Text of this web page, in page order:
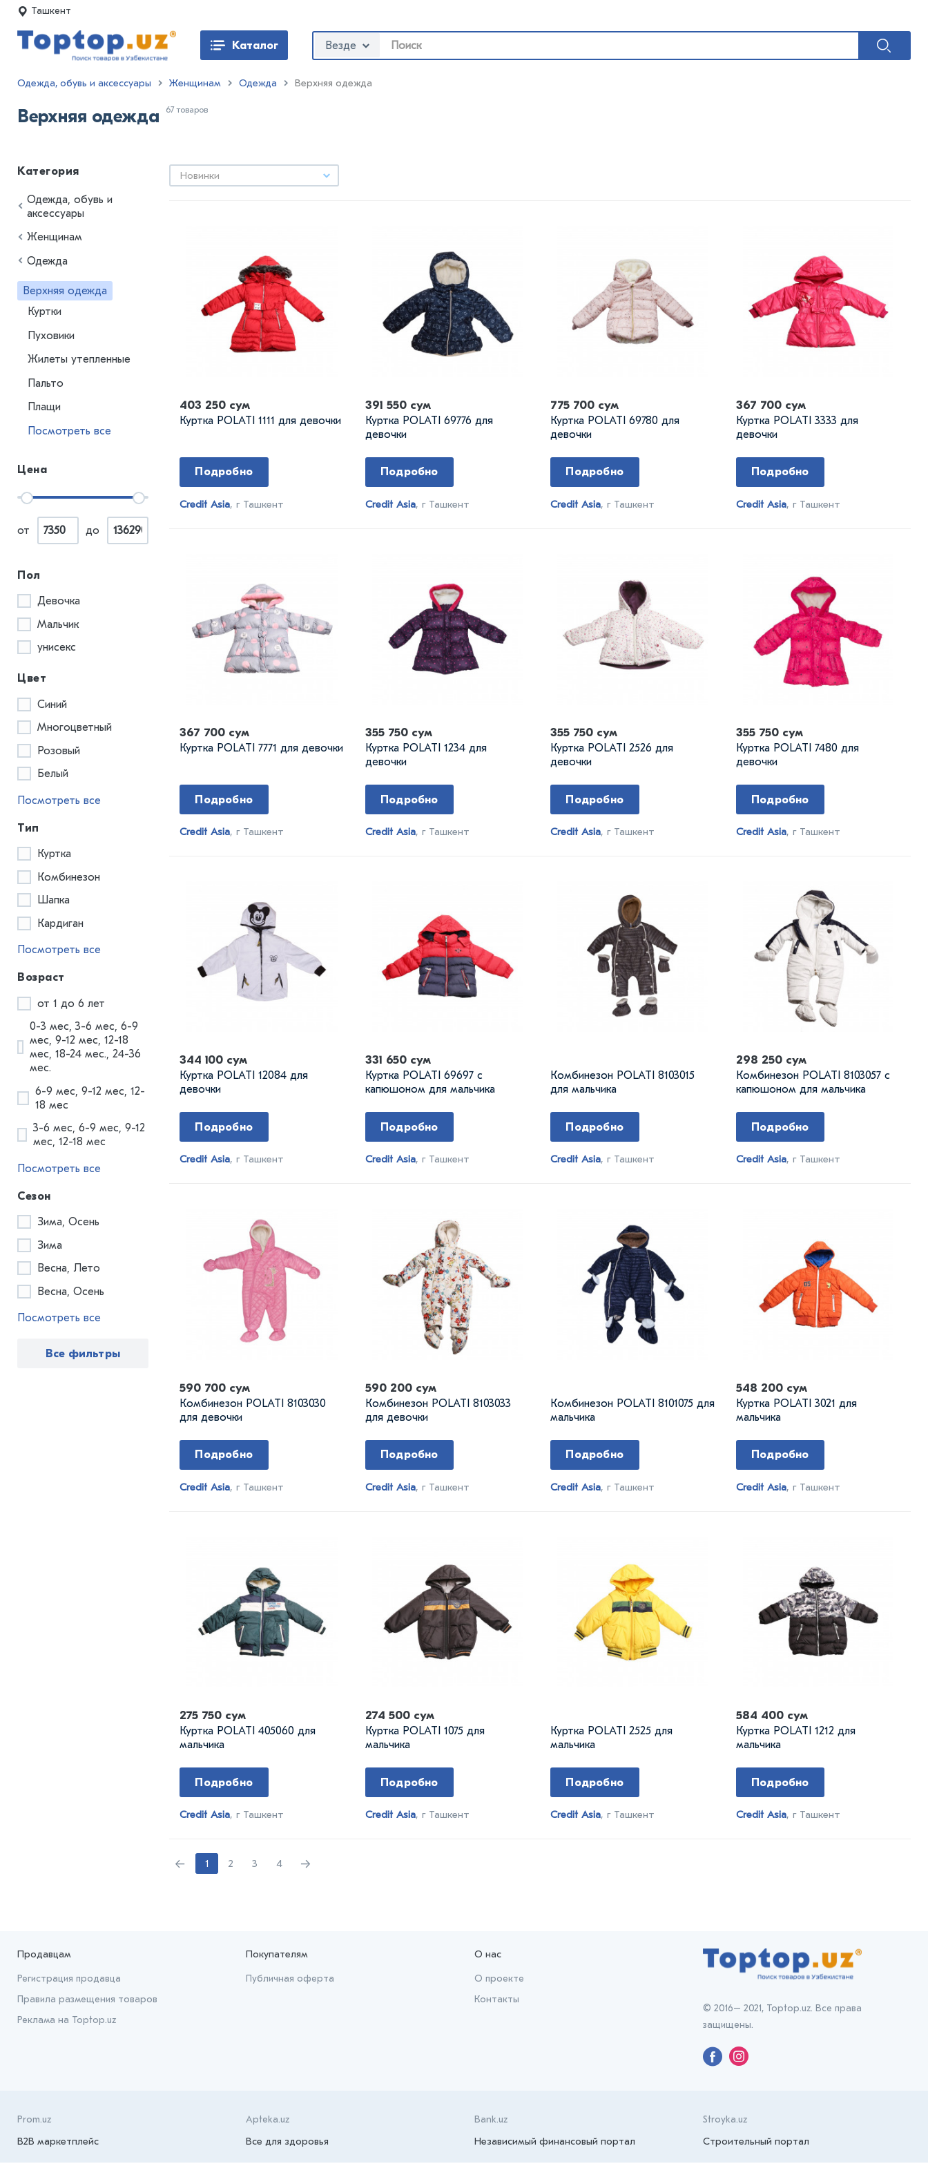
Ташкент
Каталог Везде
Одежда, обувь и аксессуары Женщинам Одежда Верхняя одежда
Верхняя одежда 67 товаров
Категория
Одежда, обувь и
аксессуары
Женщинам
Одежда
Верхняя одежда
Куртки
Пуховики
Жилеты утепленные
Пальто
Плащи
Посмотреть все
Цена
от до
Пол
Девочка
Мальчик
унисекс
Цвет
Синий
Многоцветный
Розовый
Белый
Посмотреть все
Тип
Куртка
Комбинезон
Шапка
Кардиган
Посмотреть все
Возраст
от 1 до 6 лет
0-3 мес, 3-6 мес, 6-9
мес, 9-12 мес, 12-18
мес, 18-24 мес., 24-36
мес.
6-9 мес, 9-12 мес, 12-
18 мес
3-6 мес, 6-9 мес, 9-12
мес, 12-18 мес
Посмотреть все
Сезон
Зима, Осень
Зима
Весна, Лето
Весна, Осень
Посмотреть все
Все фильтры
Новинки
403 250 сум
Куртка POLATI 1111 для девочки
Подробно
Credit Asia, г Ташкент
391 550 сум
Куртка POLATI 69776 для
девочки
Подробно
Credit Asia, г Ташкент
775 700 сум
Куртка POLATI 69780 для
девочки
Подробно
Credit Asia, г Ташкент
367 700 сум
Куртка POLATI 3333 для
девочки
Подробно
Credit Asia, г Ташкент
367 700 сум
Куртка POLATI 7771 для девочки
Подробно
Credit Asia, г Ташкент
355 750 сум
Куртка POLATI 1234 для
девочки
Подробно
Credit Asia, г Ташкент
355 750 сум
Куртка POLATI 2526 для
девочки
Подробно
Credit Asia, г Ташкент
355 750 сум
Куртка POLATI 7480 для
девочки
Подробно
Credit Asia, г Ташкент
344 100 сум
Куртка POLATI 12084 для
девочки
Подробно
Credit Asia, г Ташкент
331 650 сум
Куртка POLATI 69697 с
капюшоном для мальчика
Подробно
Credit Asia, г Ташкент
Комбинезон POLATI 8103015
для мальчика
Подробно
Credit Asia, г Ташкент
298 250 сум
Комбинезон POLATI 8103057 с
капюшоном для мальчика
Подробно
Credit Asia, г Ташкент
590 700 сум
Комбинезон POLATI 8103030
для девочки
Подробно
Credit Asia, г Ташкент
590 200 сум
Комбинезон POLATI 8103033
для девочки
Подробно
Credit Asia, г Ташкент
Комбинезон POLATI 8101075 для
мальчика
Подробно
Credit Asia, г Ташкент
548 200 сум
Куртка POLATI 3021 для
мальчика
Подробно
Credit Asia, г Ташкент
275 750 сум
Куртка POLATI 405060 для
мальчика
Подробно
Credit Asia, г Ташкент
274 500 сум
Куртка POLATI 1075 для
мальчика
Подробно
Credit Asia, г Ташкент
Куртка POLATI 2525 для
мальчика
Подробно
Credit Asia, г Ташкент
584 400 сум
Куртка POLATI 1212 для
мальчика
Подробно
Credit Asia, г Ташкент
← 1 2 3 4 →
Продавцам
Регистрация продавца
Правила размещения товаров
Реклама на Toptop.uz
Покупателям
Публичная оферта
О нас
О проекте
Контакты
© 2016– 2021, Toptop.uz. Все права
защищены.
Prom.uz
B2B маркетплейс
Apteka.uz
Все для здоровья
Bank.uz
Независимый финансовый портал
Stroyka.uz
Строительный портал